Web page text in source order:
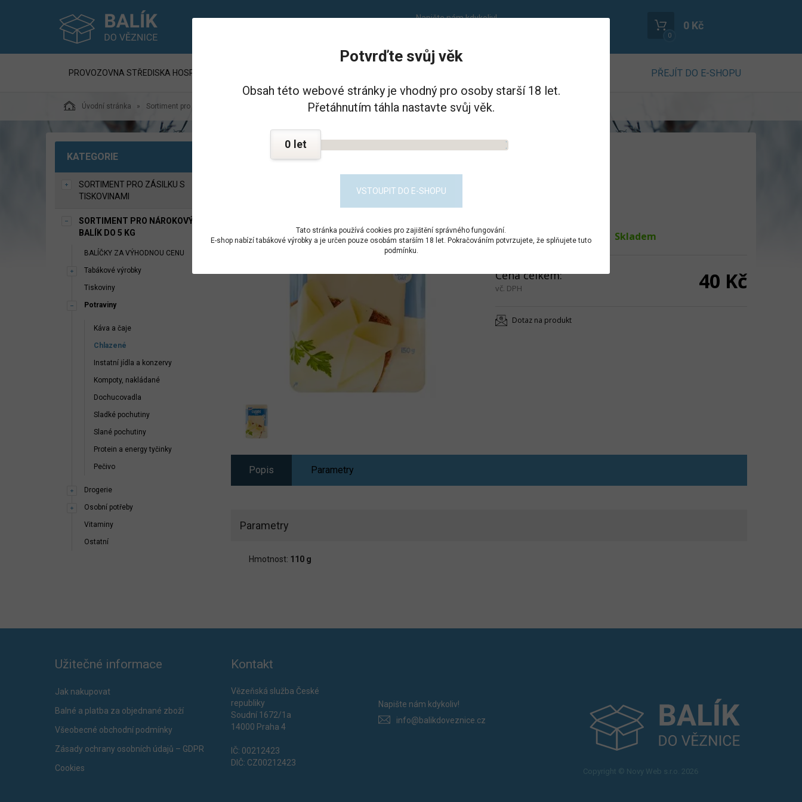
Napište nám kdykoliv!
0
0 Kč
PROVOZOVNA STŘEDISKA HOSPODÁŘSKÉ ČINNNOSTI VĚZNICE - PSHČ PŘEJÍT DO E-SHOPU
Úvodní stránka Sortiment pro Nárokový balík do 5 kg Potraviny Chlazené Mléčné Sýr gouda 100g
KATEGORIE
SORTIMENT PRO ZÁSILKU S
TISKOVINAMI
SORTIMENT PRO NÁROKOVÝ
BALÍK DO 5 KG
BALÍČKY ZA VÝHODNOU CENU
Tabákové výrobky
Tiskoviny
Potraviny
Káva a čaje
Chlazené
Instatní jídla a konzervy
Kompoty, nakládané
Dochucovadla
Sladké pochutiny
Slané pochutiny
Protein a energy tyčinky
Pečivo
Drogerie
Osobní potřeby
Vitaminy
Ostatní
SÝR GOUDA 100G
Dostupnost
Skladem
Cena celkem:
vč. DPH 40 Kč
Dotaz na produkt
Popis Parametry
Parametry
Hmotnost: 110 g
Užitečné informace
Jak nakupovat
Balné a platba za objednané zboží
Všeobecné obchodní podmínky
Zásady ochrany osobních údajů – GDPR
Cookies
Kontakt
Vězeňská služba České
republiky
Soudní 1672/1a
14000 Praha 4
IČ: 00212423
DIČ: CZ00212423
Napište nám kdykoliv!
info@balikdoveznice.cz
Copyright © Novy Web s.r.o. 2026
Potvrďte svůj věk
Obsah této webové stránky je vhodný pro osoby starší 18 let.
Přetáhnutím táhla nastavte svůj věk.
0
VSTOUPIT DO E-SHOPU
Tato stránka používá cookies pro zajištění správného fungování.
E-shop nabízí tabákové výrobky a je určen pouze osobám starším 18 let. Pokračováním potvrzujete, že splňujete tuto
podmínku.